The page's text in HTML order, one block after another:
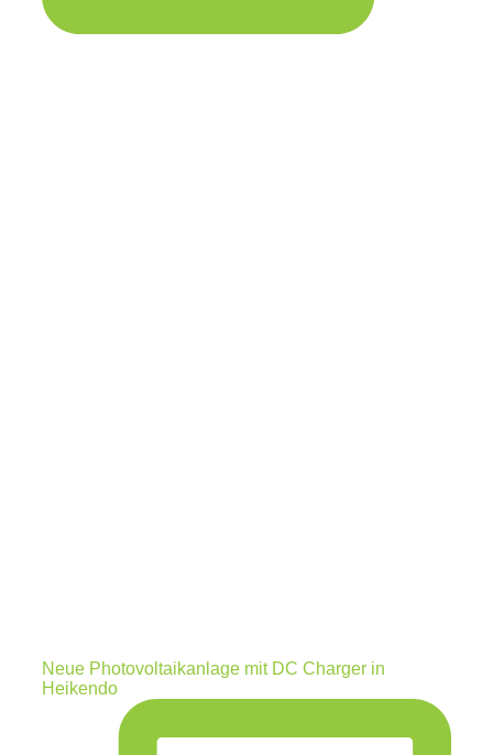
Neue Photovoltaikanlage mit DC Charger in
Heikendo